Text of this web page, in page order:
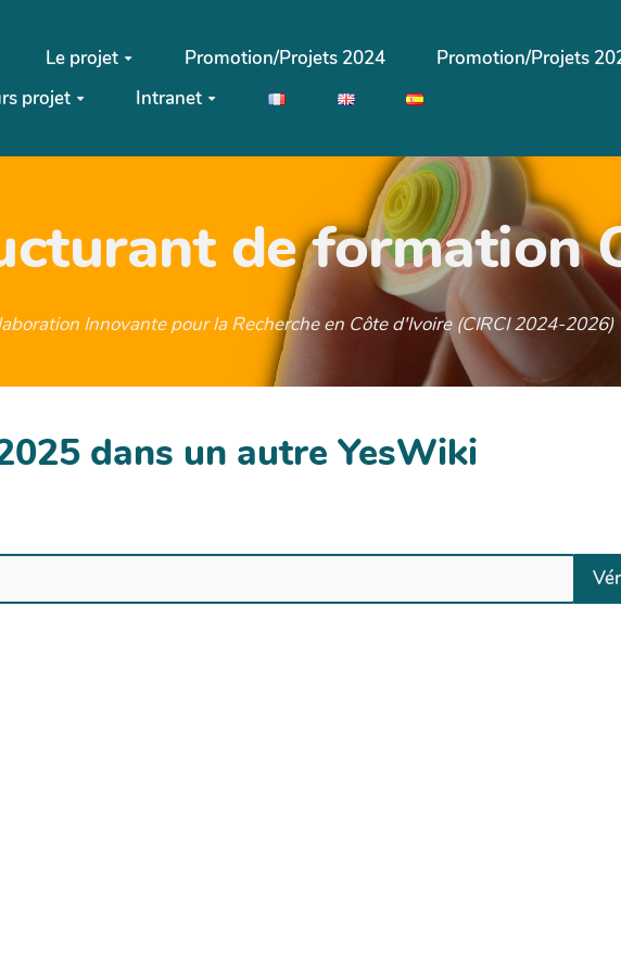
Le projet Promotion/Projets 2024
Promotion/Projets
projet
Intranet
de formation
Innovante pour la Recherche en Côte d'Ivoire (CIRCI 2024-2026)
dans un autre YesWiki